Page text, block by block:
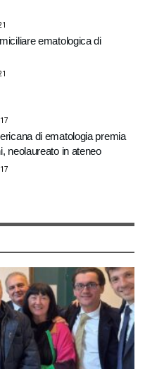
ematologica di
di ematologia premia
neolaureato in ateneo